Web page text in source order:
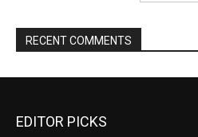
RECENT COMMENTS
EDITOR PICKS